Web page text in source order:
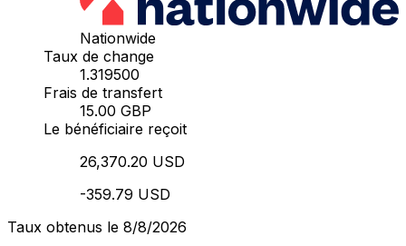
Nationwide
Taux de change
1.319500
Frais de transfert
15.00 GBP
Le bénéficiaire reçoit
26,370.20 USD
-359.79 USD
Taux obtenus le 8/8/2026